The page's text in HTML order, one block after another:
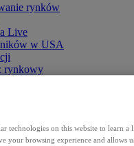
rynków
Live
w USA
rynkowy
technologies on this website to learn
your browsing experience and allows